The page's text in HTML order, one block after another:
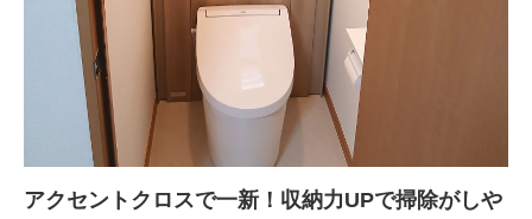
アクセントクロスで一新！収納力UPで掃除がしや